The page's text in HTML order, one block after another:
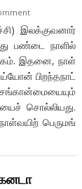
இலக்குவனார்
பண்டை நாளில்
இதனை, நாள்
பிறந்தநாட்
சொல்லியது.
பெருமங்